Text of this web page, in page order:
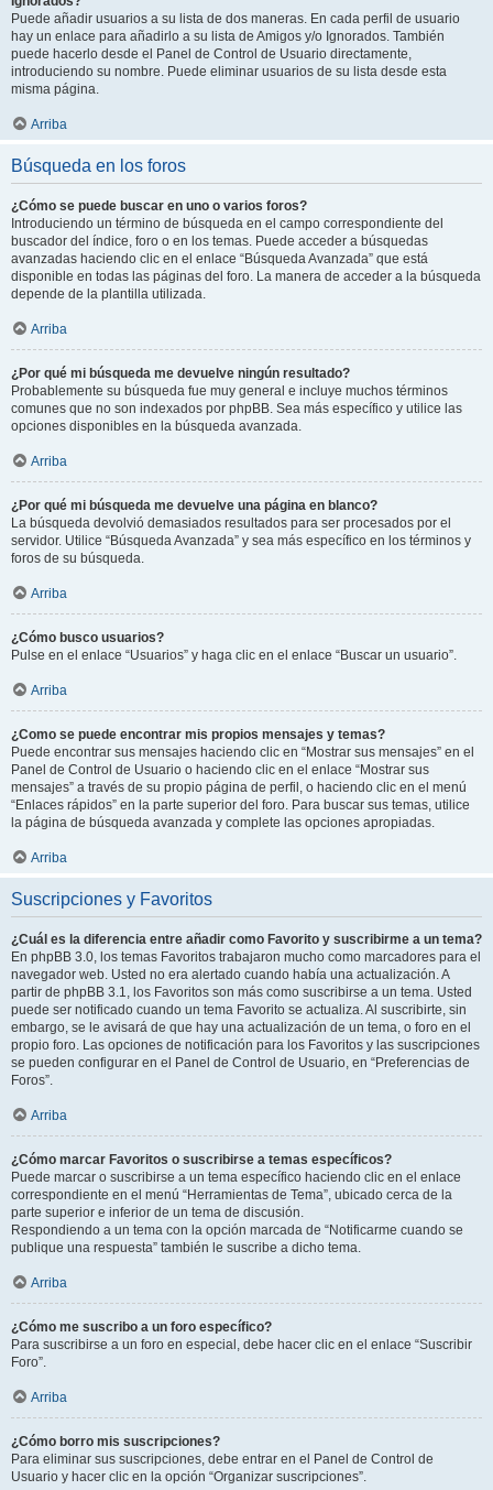
Puede añadir usuarios a su lista de dos maneras. En cada perfil de usuario
hay un enlace para añadirlo a su lista de Amigos y/o Ignorados. También
puede hacerlo desde el Panel de Control de Usuario directamente,
introduciendo su nombre. Puede eliminar usuarios de su lista desde esta
misma página.
Arriba
Búsqueda en los foros
¿Cómo se puede buscar en uno o varios foros?
Introduciendo un término de búsqueda en el campo correspondiente del
buscador del índice, foro o en los temas. Puede acceder a búsquedas
avanzadas haciendo clic en el enlace “Búsqueda Avanzada” que está
disponible en todas las páginas del foro. La manera de acceder a la búsqueda
depende de la plantilla utilizada.
Arriba
¿Por qué mi búsqueda me devuelve ningún resultado?
Probablemente su búsqueda fue muy general e incluye muchos términos
comunes que no son indexados por phpBB. Sea más específico y utilice las
opciones disponibles en la búsqueda avanzada.
Arriba
¿Por qué mi búsqueda me devuelve una página en blanco?
La búsqueda devolvió demasiados resultados para ser procesados por el
servidor. Utilice “Búsqueda Avanzada” y sea más específico en los términos y
foros de su búsqueda.
Arriba
¿Cómo busco usuarios?
Pulse en el enlace “Usuarios” y haga clic en el enlace “Buscar un usuario”.
Arriba
¿Como se puede encontrar mis propios mensajes y temas?
Puede encontrar sus mensajes haciendo clic en “Mostrar sus mensajes” en el
Panel de Control de Usuario o haciendo clic en el enlace “Mostrar sus
mensajes” a través de su propio página de perfil, o haciendo clic en el menú
“Enlaces rápidos” en la parte superior del foro. Para buscar sus temas, utilice
la página de búsqueda avanzada y complete las opciones apropiadas.
Arriba
Suscripciones y Favoritos
¿Cuál es la diferencia entre añadir como Favorito y suscribirme a un tema?
En phpBB 3.0, los temas Favoritos trabajaron mucho como marcadores para el
navegador web. Usted no era alertado cuando había una actualización. A
partir de phpBB 3.1, los Favoritos son más como suscribirse a un tema. Usted
puede ser notificado cuando un tema Favorito se actualiza. Al suscribirte, sin
embargo, se le avisará de que hay una actualización de un tema, o foro en el
propio foro. Las opciones de notificación para los Favoritos y las suscripciones
se pueden configurar en el Panel de Control de Usuario, en “Preferencias de
Foros”.
Arriba
¿Cómo marcar Favoritos o suscribirse a temas específicos?
Puede marcar o suscribirse a un tema específico haciendo clic en el enlace
correspondiente en el menú “Herramientas de Tema”, ubicado cerca de la
parte superior e inferior de un tema de discusión.
Respondiendo a un tema con la opción marcada de “Notificarme cuando se
publique una respuesta” también le suscribe a dicho tema.
Arriba
¿Cómo me suscribo a un foro específico?
Para suscribirse a un foro en especial, debe hacer clic en el enlace “Suscribir
Foro”.
Arriba
¿Cómo borro mis suscripciones?
Para eliminar sus suscripciones, debe entrar en el Panel de Control de
Usuario y hacer clic en la opción “Organizar suscripciones”.